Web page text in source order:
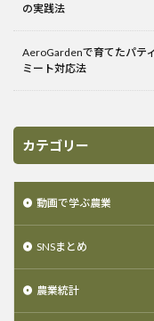
の実践法
AeroGardenで育てたパテ
ミート対応法
カテゴリー
動画で学ぶ農業
SNSまとめ
農業統計